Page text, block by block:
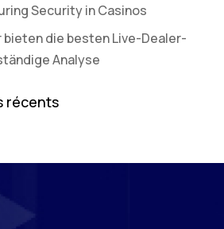
Security in Casinos
bieten die besten Live-Dealer-
Analyse
récents